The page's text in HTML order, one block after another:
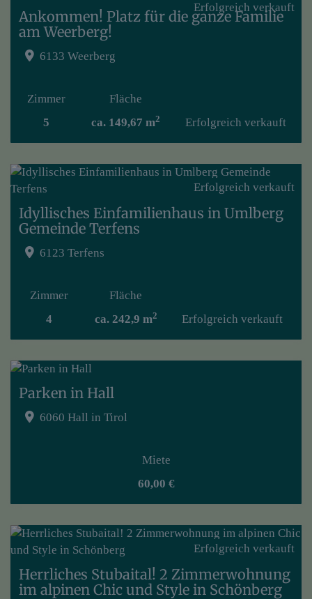
Erfolgreich verkauft
Ankommen! Platz für die ganze Familie
am Weerberg!
6133 Weerberg
Zimmer
5
Fläche
ca. 149,67 m2 Erfolgreich verkauft
Erfolgreich verkauft
Idyllisches Einfamilienhaus in Umlberg
Gemeinde Terfens
6123 Terfens
Zimmer
4
Fläche
ca. 242,9 m2 Erfolgreich verkauft
Parken in Hall
6060 Hall in Tirol
Miete
60,00 €
Erfolgreich verkauft
Herrliches Stubaital! 2 Zimmerwohnung
im alpinen Chic und Style in Schönberg